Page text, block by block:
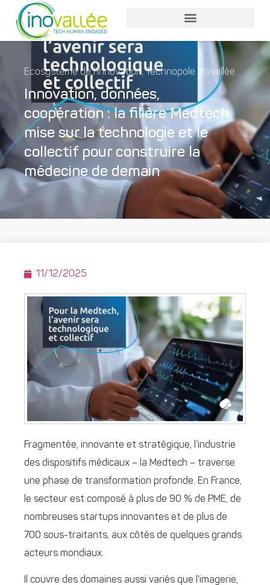
Ecosystème de l'innovation,Technopole inovallée
Innovation, données,
coopération : la filière Medtech
mise sur la technologie et le
collectif pour construire la
médecine de demain
11/12/2025
Fragmentée, innovante et stratégique, l’industrie
des dispositifs médicaux – la Medtech – traverse
une phase de transformation profonde. En France,
le secteur est composé à plus de 90 % de PME, de
nombreuses startups innovantes et de plus de
700 sous-traitants, aux côtés de quelques grands
acteurs mondiaux.
Il couvre des domaines aussi variés que l’imagerie,